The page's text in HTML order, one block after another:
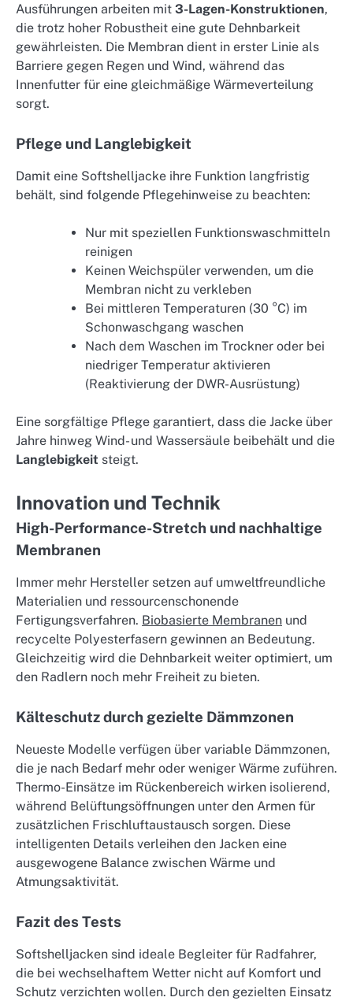
Ausführungen arbeiten mit 3-Lagen-Konstruktionen,
die trotz hoher Robustheit eine gute Dehnbarkeit
gewährleisten. Die Membran dient in erster Linie als
Barriere gegen Regen und Wind, während das
Innenfutter für eine gleichmäßige Wärmeverteilung
sorgt.
Pflege und Langlebigkeit
Damit eine Softshelljacke ihre Funktion langfristig
behält, sind folgende Pflegehinweise zu beachten:
Nur mit speziellen Funktionswaschmitteln
reinigen
Keinen Weichspüler verwenden, um die
Membran nicht zu verkleben
Bei mittleren Temperaturen (30 °C) im
Schonwaschgang waschen
Nach dem Waschen im Trockner oder bei
niedriger Temperatur aktivieren
(Reaktivierung der DWR-Ausrüstung)
Eine sorgfältige Pflege garantiert, dass die Jacke über
Jahre hinweg Wind- und Wassersäule beibehält und die
Langlebigkeit steigt.
Innovation und Technik
High-Performance-Stretch und nachhaltige
Membranen
Immer mehr Hersteller setzen auf umweltfreundliche
Materialien und ressourcenschonende
Fertigungsverfahren. Biobasierte Membranen und
recycelte Polyesterfasern gewinnen an Bedeutung.
Gleichzeitig wird die Dehnbarkeit weiter optimiert, um
den Radlern noch mehr Freiheit zu bieten.
Kälteschutz durch gezielte Dämmzonen
Neueste Modelle verfügen über variable Dämmzonen,
die je nach Bedarf mehr oder weniger Wärme zuführen.
Thermo-Einsätze im Rückenbereich wirken isolierend,
während Belüftungsöffnungen unter den Armen für
zusätzlichen Frischluftaustausch sorgen. Diese
intelligenten Details verleihen den Jacken eine
ausgewogene Balance zwischen Wärme und
Atmungsaktivität.
Fazit des Tests
Softshelljacken sind ideale Begleiter für Radfahrer,
die bei wechselhaftem Wetter nicht auf Komfort und
Schutz verzichten wollen. Durch den gezielten Einsatz